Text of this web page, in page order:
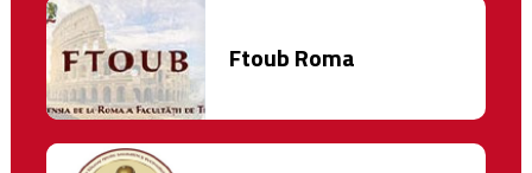
Ftoub Roma